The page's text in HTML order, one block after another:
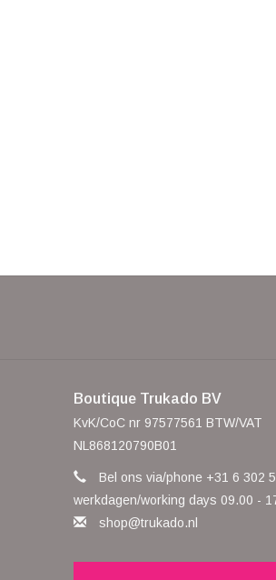
Boutique Trukado BV
KvK/CoC nr 97577561 BTW/VAT
NL868120790B01
Bel ons via/phone +31 6 302
werkdagen/working days 09.00 -
shop@trukado.nl